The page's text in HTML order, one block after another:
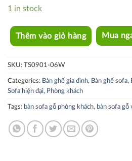
1 in stock
Thêm vào giỏ hàng Mua
SKU: TS0901-06W
Categories: Bàn ghế gia đình, Bàn ghế sofa,
Sofa hiện đại, Phòng khách
Tags: bàn sofa gỗ phòng khách, bàn sofa gỗ